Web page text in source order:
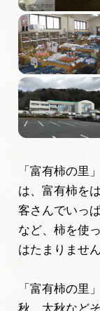
サイトポリシ
「富有柿の里
は、富有柿を
客さんでいっ
など、柿を使
はたまりません
「富有柿の里